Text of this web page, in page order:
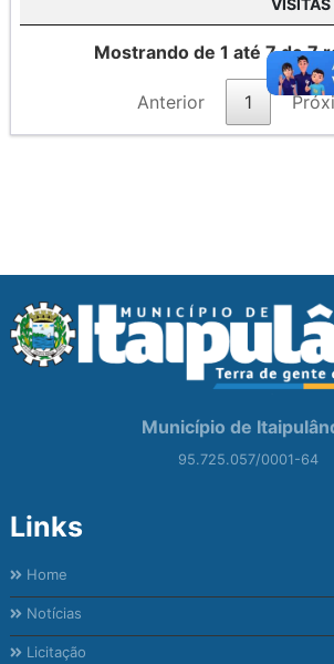
VISITAS
Mostrando de 1 até 7 de 7
Anterior 1
Município de
95.725.057/0001-64
Links
Home
Notícias
Licitação